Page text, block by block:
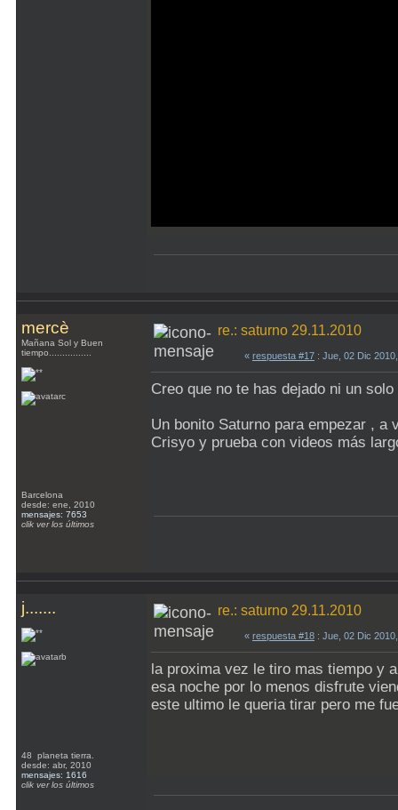
mercè
Mañana Sol y Buen
tiempo................
Barcelona
desde: ene, 2010
mensajes: 7653
clik ver los últimos
re.: saturno 29.11.2010
« respuesta #17 : Jue, 02 Dic
Creo que no te has dejado ni un
Un bonito Saturno para empezar ,
Crisyo y prueba con videos más
j.......
48 planeta tierra.
desde: abr, 2010
mensajes: 1616
clik ver los últimos
re.: saturno 29.11.2010
« respuesta #18 : Jue, 02 Dic
la proxima vez le tiro mas tiempo y
esa noche por lo menos disfrute
este ultimo le queria tirar pero me